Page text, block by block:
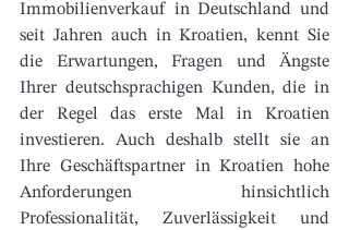
Immobilienverkauf in Deutschland und
seit Jahren auch in Kroatien, kennt Sie
die Erwartungen, Fragen und Ängste
Ihrer deutschsprachigen Kunden, die in
der Regel das erste Mal in Kroatien
investieren. Auch deshalb stellt sie an
Ihre Geschäftspartner in Kroatien hohe
Anforderungen hinsichtlich
Professionalität, Zuverlässigkeit und